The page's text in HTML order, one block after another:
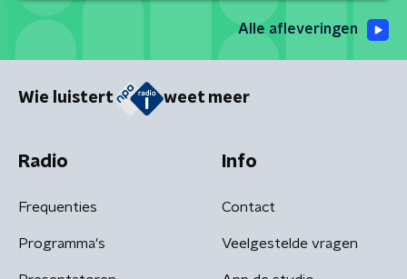
Alle afleveringen
Wie luistert weet meer
Radio
Frequenties
Programma's
Info
Contact
Veelgestelde vragen